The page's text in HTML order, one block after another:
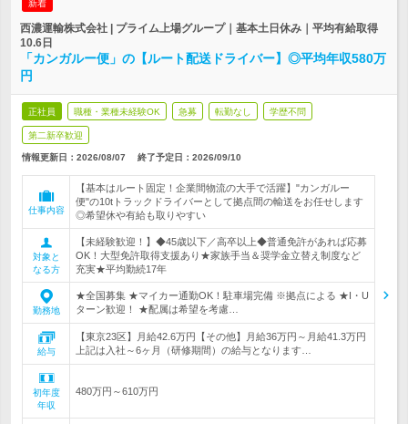
新着
西濃運輸株式会社 | プライム上場グループ｜基本土日休み｜平均有給取得
10.6日
「カンガルー便」の【ルート配送ドライバー】◎平均年収580万
円
正社員 職種・業種未経験OK 急募 転勤なし 学歴不問
第二新卒歓迎
情報更新日：2026/08/07 終了予定日： 2026/09/10
仕事内容
【基本はルート固定！企業間物流の大手で活躍】"カンガルー
便"の10tトラックドライバーとして拠点間の輸送をお任せします
◎希望休や有給も取りやすい
対象と
なる方
【未経験歓迎！】◆45歳以下／高卒以上◆普通免許があれば応募
OK！大型免許取得支援あり★家族手当＆奨学金立替え制度など
充実★平均勤続17年
勤務地
★全国募集 ★マイカー通勤OK！駐車場完備 ※拠点による ★I・U
ターン歓迎！ ★配属は希望を考慮…
給与
【東京23区】月給42.6万円【その他】月給36万円～月給41.3万円
上記は入社～6ヶ月（研修期間）の給与となります…
初年度
年収
480万円～610万円